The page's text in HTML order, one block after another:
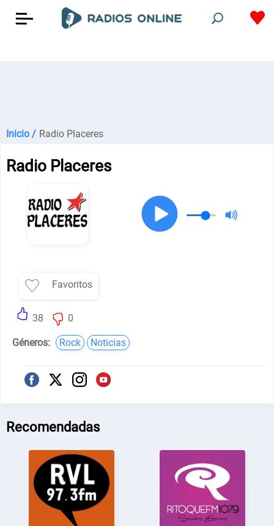
Inicio / Radio Placeres
Radio Placeres
Favoritos
38 0
Géneros: Rock Noticias
Recomendadas